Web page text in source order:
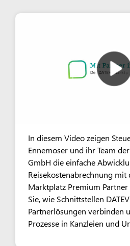
In diesem Video zeigen
Ennemoser und ihr Team
GmbH die einfache
Reisekostenabrechnung mit
Marktplatz Premium Partner
Sie, wie Schnittstellen
Partnerlösungen verbinden
Prozesse in Kanzleien und